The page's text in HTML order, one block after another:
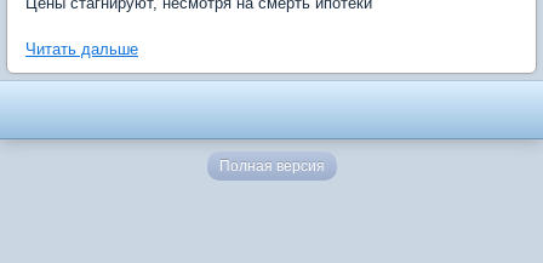
Читать дальше
Полная версия